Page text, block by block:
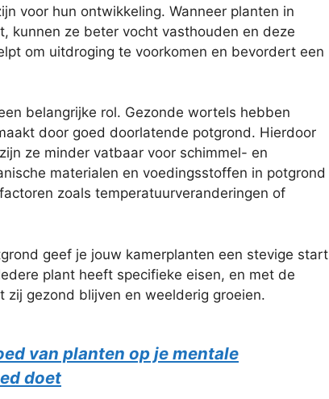
voor hun ontwikkeling. Wanneer planten in
kunnen ze beter vocht vasthouden en deze
om uitdroging te voorkomen en bevordert een
belangrijke rol. Gezonde wortels hebben
door goed doorlatende potgrond. Hierdoor
ze minder vatbaar voor schimmel- en
materialen en voedingsstoffen in potgrond
zoals temperatuurveranderingen of
geef je jouw kamerplanten een stevige start
plant heeft specifieke eisen, en met de
gezond blijven en weelderig groeien.
van planten op je mentale
doet